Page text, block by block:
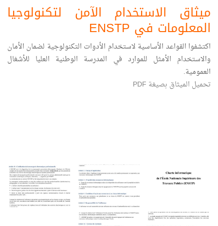
ميثاق الاستخدام الآمن لتكنولوجيا
المعلومات في ENSTP
اكتشفوا القواعد الأساسية لاستخدام الأدوات التكنولوجية لضمان الأمان
والاستخدام الأمثل للموارد في المدرسة الوطنية العليا للأشغال
العمومية.
تحميل الميثاق بصيغة PDF